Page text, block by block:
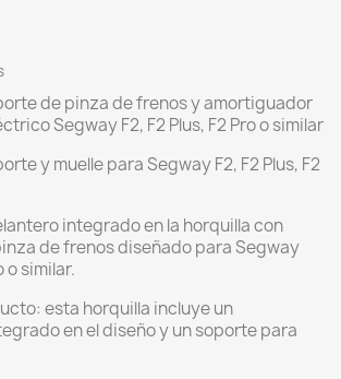
de pinza de frenos y amortiguador
Segway F2, F2 Plus, F2 Pro o similar
y muelle para Segway F2, F2 Plus, F2
integrado en la horquilla con
de frenos diseñado para Segway
o similar.
esta horquilla incluye un
en el diseño y un soporte para